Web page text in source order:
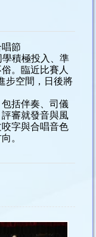
節
學積極投入、準
。臨近比賽人
步空間，日後將
括伴奏、司儀
審就發音與風
字與合唱音色
。